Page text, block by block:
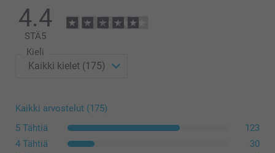
Luonnollinen
Kullakin sivulla jää 1 cm tyhjää tilaa kankaan ja kehyksen väliin.
4.4
STÄ5
Kieli
Kaikki arvostelut (175)
5 Tähtiä
123
4 Tähtiä
30